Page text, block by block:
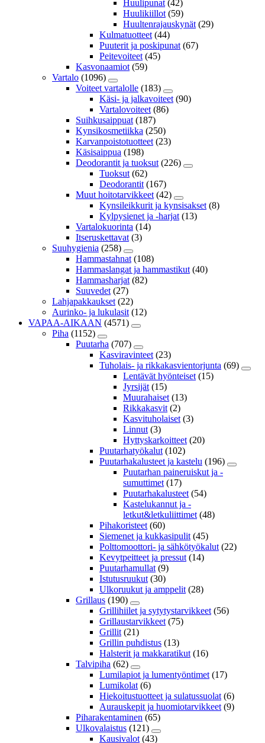
Huulipunat (42)
Huulikiillot (59)
Huultenrajauskynät (29)
Kulmatuotteet (44)
Puuterit ja poskipunat (67)
Peitevoiteet (45)
Kasvonaamiot (59)
Vartalo (1096)
Voiteet vartalolle (183)
Käsi- ja jalkavoiteet (90)
Vartalovoiteet (86)
Suihkusaippuat (187)
Kynsikosmetiikka (250)
Karvanpoistotuotteet (23)
Käsisaippua (198)
Deodorantit ja tuoksut (226)
Tuoksut (62)
Deodorantit (167)
Muut hoitotarvikkeet (42)
Kynsileikkurit ja kynsisakset (8)
Kylpysienet ja -harjat (13)
Vartalokuorinta (14)
Itseruskettavat (3)
Suuhygienia (258)
Hammastahnat (108)
Hammaslangat ja hammastikut (40)
Hammasharjat (82)
Suuvedet (27)
Lahjapakkaukset (22)
Aurinko- ja lukulasit (12)
VAPAA-AIKAAN (4571)
Piha (1152)
Puutarha (707)
Kasviravinteet (23)
Tuholais- ja rikkakasvientorjunta (69)
Lentävät hyönteiset (15)
Jyrsijät (15)
Muurahaiset (13)
Rikkakasvit (2)
Kasvituholaiset (3)
Linnut (3)
Hyttyskarkoitteet (20)
Puutarhatyökalut (102)
Puutarhakalusteet ja kastelu (196)
Puutarhan paineruiskut ja -
sumuttimet (17)
Puutarhakalusteet (54)
Kastelukannut ja -
letkut&letkuliittimet (48)
Pihakoristeet (60)
Siemenet ja kukkasipulit (45)
Polttomoottori- ja sähkötyökalut (22)
Kevytpeitteet ja pressut (14)
Puutarhamullat (9)
Istutusruukut (30)
Ulkoruukut ja amppelit (28)
Grillaus (190)
Grillihiilet ja sytytystarvikkeet (56)
Grillaustarvikkeet (75)
Grillit (21)
Grillin puhdistus (13)
Halsterit ja makkaratikut (16)
Talvipiha (62)
Lumilapiot ja lumentyöntimet (17)
Lumikolat (6)
Hiekoitustuotteet ja sulatussuolat (6)
Aurauskepit ja huomiotarvikkeet (9)
Piharakentaminen (65)
Ulkovalaistus (121)
Kausivalot (43)